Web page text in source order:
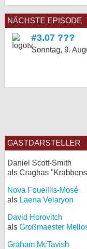
NÄCHSTE EPISODE
#3.07 ???
Sonntag, 9.
GASTDARSTELLER
Daniel Scott-Smith
als Craghas
Nova Foueillis-Mosé
als Laena Velaryon
David Horovitch
als Großmaester
Graham McTavish